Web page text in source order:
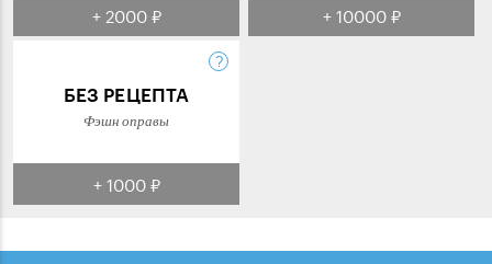
+ 2000 ₽ + 10000 ₽
БЕЗ РЕЦЕПТА
Фэшн оправы
+ 1000 ₽